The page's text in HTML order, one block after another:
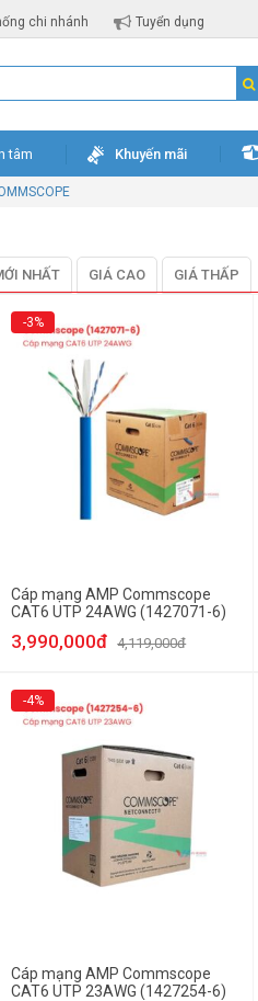
chi nhánh Tuyển dụng
tâm Khuyến mãi
NHẤT GIÁ CAO GIÁ THẤP
-3%
Cáp mạng AMP Commscope
CAT6 UTP 24AWG (1427071-6)
3,990,000đ 4,119,000đ
-4%
Cáp mạng AMP Commscope
CAT6 UTP 23AWG (1427254-6)